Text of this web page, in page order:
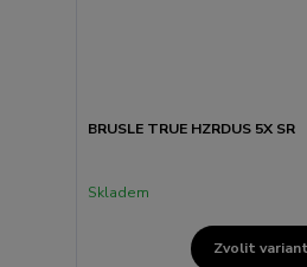
BRUSLE TRUE HZRDUS 5X SR
Skladem
Zvolit